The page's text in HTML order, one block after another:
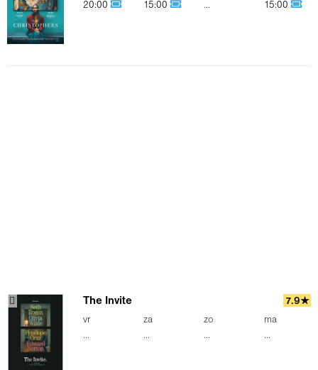
20:00
15:00
...
15:00
The Invite 7.9★
vr
...
za
...
zo
...
ma
...